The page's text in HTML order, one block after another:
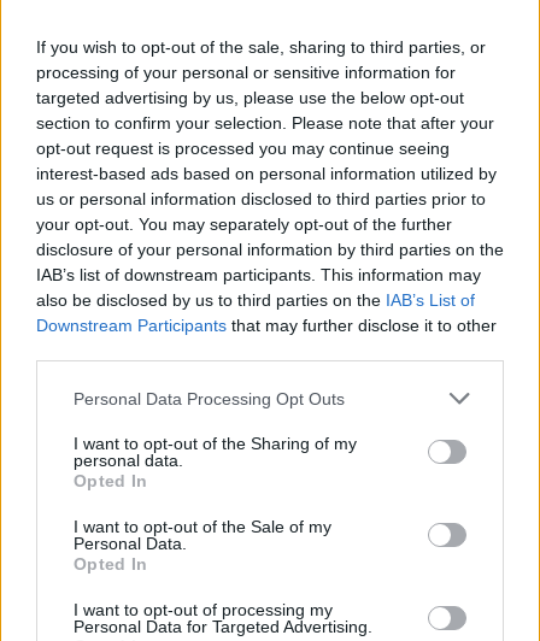
If you wish to opt-out of the sale, sharing to third parties, or
processing of your personal or sensitive information for
targeted advertising by us, please use the below opt-out
section to confirm your selection. Please note that after your
opt-out request is processed you may continue seeing
interest-based ads based on personal information utilized by
us or personal information disclosed to third parties prior to
your opt-out. You may separately opt-out of the further
disclosure of your personal information by third parties on the
IAB’s list of downstream participants. This information may
also be disclosed by us to third parties on the IAB’s List of
Downstream Participants that may further disclose it to other
Please note that this website/app uses one or more Google
not limited to your visit or usage behaviour. You may click to
grant or deny consent to Google and its third-party tags to
use your data for below specified purposes in below Google
consent section.
Personal Data Processing Opt Outs
I want to opt-out of the Sharing of my
personal data.
Opted In
I want to opt-out of the Sale of my
Personal Data.
Opted In
I want to opt-out of processing my
Personal Data for Targeted Advertising.
Χρησιμοποιείς Google passkeys για τους κωδικούς σου;
Και όμως μπορούν να τους κλέψουν
Ο Παγκαλαβρυτινός Σύλλογος Πατρών στο 22ο
Αντάμωμα στη